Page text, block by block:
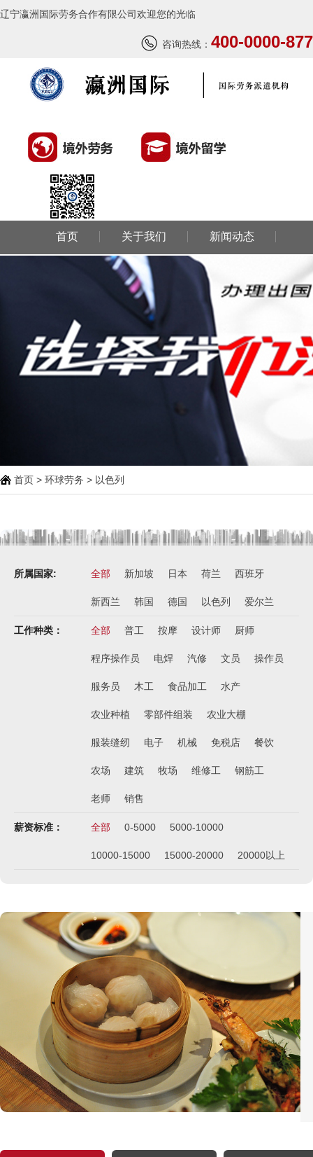
辽宁瀛洲国际劳务合作有限公司欢迎您的光临
咨询热线： 400-0000-877
首页 关于我们 新闻动态
环球留学
联系我们
首页 > 环球劳务 > 以色列
所属国家: 全部 新加坡 日本 荷兰 西班牙
新西兰 韩国 德国 以色列 爱尔兰
工作种类： 全部 普工 按摩 设计师 厨师
程序操作员 电焊 汽修 文员 操作员
服务员 木工 食品加工 水产
农业种植 零部件组装 农业大棚
服装缝纫 电子 机械 免税店 餐饮
农场 建筑 牧场 维修工 钢筋工
老师 销售
薪资标准： 全部 0-5000 5000-10000
10000-15000 15000-20000 20000以上
西班牙肉食品加工厂
￥1800-2200欧元/月